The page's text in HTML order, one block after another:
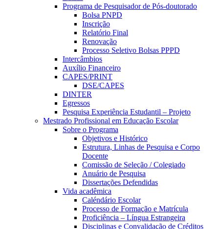
Programa de Pesquisador de Pós-doutorado
Bolsa PNPD
Inscrição
Relatório Final
Renovação
Processo Seletivo Bolsas PPPD
Intercâmbios
Auxílio Financeiro
CAPES/PRINT
DSE/CAPES
DINTER
Egressos
Pesquisa Experiência Estudantil – Projeto
Mestrado Profissional em Educação Escolar
Sobre o Programa
Objetivos e Histórico
Estrutura, Linhas de Pesquisa e Corpo
Docente
Comissão de Seleção / Colegiado
Anuário de Pesquisa
Dissertações Defendidas
Vida acadêmica
Caléndário Escolar
Processo de Formação e Matrícula
Proficiência – Língua Estrangeira
Disciplinas e Convalidação de Créditos